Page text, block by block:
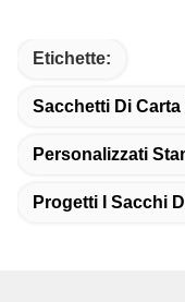
Etichette:
Sacchetti Di
Personalizzati
Progetti I Sacchi